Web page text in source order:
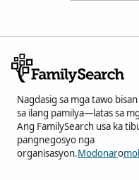
Nagdasig sa mga tawo
sa ilang pamilya—latas sa
Ang FamilySearch usa ka
pangnegosyo nga
organisasyon.Modonaro